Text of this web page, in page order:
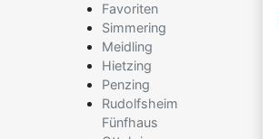
Favoriten
Simmering
Meidling
Hietzing
Penzing
Rudolfsheim
Fünfhaus